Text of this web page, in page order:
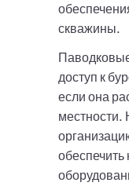
скважины.
доступ к
если она
местности.